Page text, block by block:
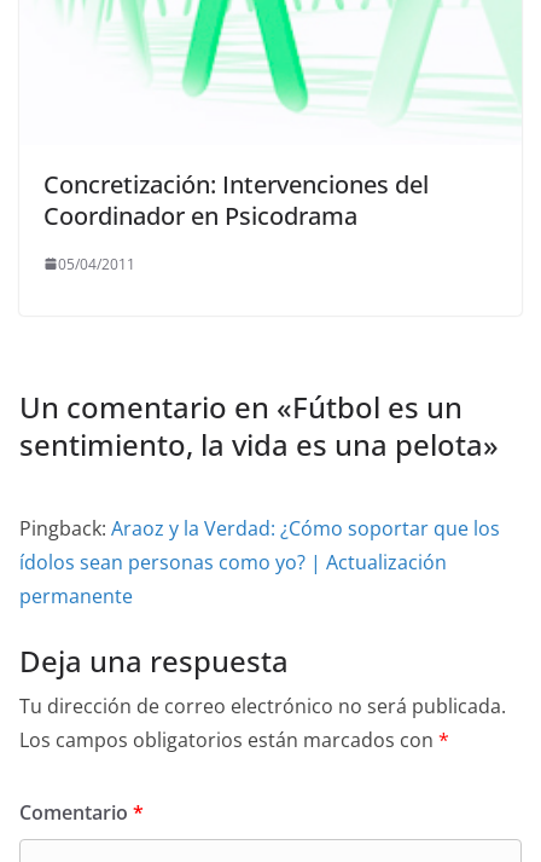
Concretización: Intervenciones del
Coordinador en Psicodrama
05/04/2011
Un comentario en «Fútbol es un
sentimiento, la vida es una pelota»
Pingback: Araoz y la Verdad: ¿Cómo soportar que los
ídolos sean personas como yo? | Actualización
permanente
Deja una respuesta
Tu dirección de correo electrónico no será publicada.
Los campos obligatorios están marcados con *
Comentario *